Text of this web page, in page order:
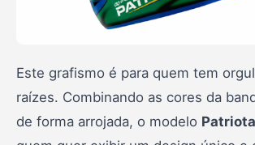
Este grafismo é para quem tem
raízes. Combinando as cores da
de forma arrojada, o modelo Patriota